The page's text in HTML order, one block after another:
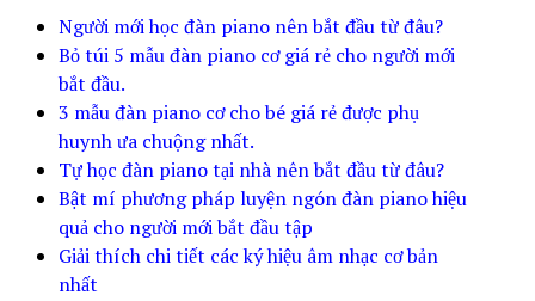
Người mới học đàn piano nên bắt đầu từ đâu?
Bỏ túi 5 mẫu đàn piano cơ giá rẻ cho người mới
bắt đầu.
3 mẫu đàn piano cơ cho bé giá rẻ được phụ
huynh ưa chuộng nhất.
Tự học đàn piano tại nhà nên bắt đầu từ đâu?
Bật mí phương pháp luyện ngón đàn piano hiệu
quả cho người mới bắt đầu tập
Giải thích chi tiết các ký hiệu âm nhạc cơ bản
nhất